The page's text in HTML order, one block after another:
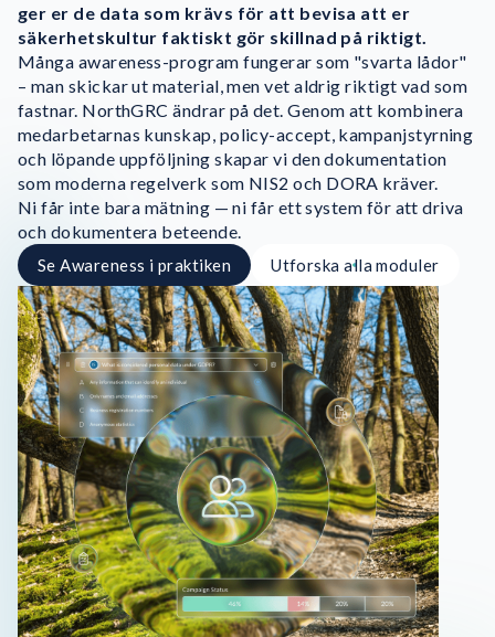
ger er de data som krävs för att bevisa att er
säkerhetskultur faktiskt gör skillnad på riktigt.
Många awareness-program fungerar som "svarta lådor"
– man skickar ut material, men vet aldrig riktigt vad som
fastnar. NorthGRC ändrar på det.Genom att kombinera
medarbetarnas kunskap, policy-accept, kampanjstyrning
och löpande uppföljning skapar vi den dokumentation
som moderna regelverk som NIS2 och DORA kräver.
Ni får inte bara mätning — ni får ett system för att driva
och dokumentera beteende.
Se Awareness i praktiken Utforska alla moduler